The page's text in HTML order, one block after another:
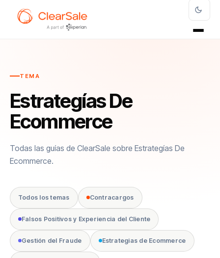
TEMA
Estrategías De
Ecommerce
Todas las guías de ClearSale sobre Estrategías De
Ecommerce.
Todos los temas Contracargos
Falsos Positivos y Experiencia del Cliente
Gestión del Fraude Estrategias de Ecommerce